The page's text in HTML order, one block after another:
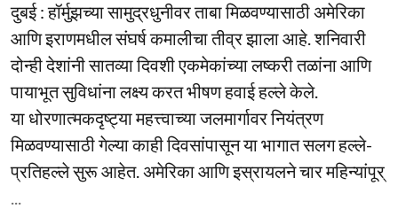
दुबई : हॉर्मुझच्या सामुद्रधुनीवर ताबा मिळवण्यासाठी अमेरिका
आणि इराणमधील संघर्ष कमालीचा तीव्र झाला आहे. शनिवारी
दोन्ही देशांनी सातव्या दिवशी एकमेकांच्या लष्करी तळांना आणि
पायाभूत सुविधांना लक्ष्य करत भीषण हवाई हल्ले केले.
या धोरणात्मकदृष्ट्या महत्त्वाच्या जलमार्गावर नियंत्रण
मिळवण्यासाठी गेल्या काही दिवसांपासून या भागात सलग हल्ले-
प्रतिहल्ले सुरू आहेत. अमेरिका आणि इस्रायलने चार महिन्यांपूर्
...